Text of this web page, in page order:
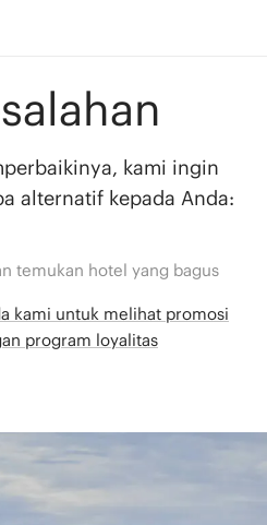
kami ingin
alternatif kepada Anda:
temukan hotel yang bagus
kami untuk melihat promosi
program loyalitas